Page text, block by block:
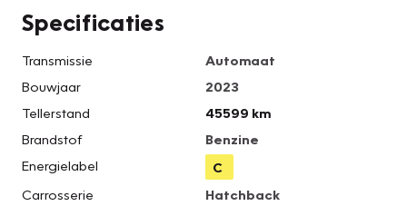
Specificaties
Transmissie
Automaat
Bouwjaar
2023
Tellerstand
45599 km
Brandstof
Benzine
Energielabel
C
Carrosserie
Hatchback